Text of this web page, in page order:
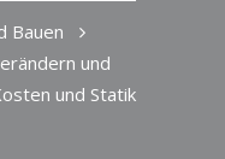
Bauen
und
und Statik